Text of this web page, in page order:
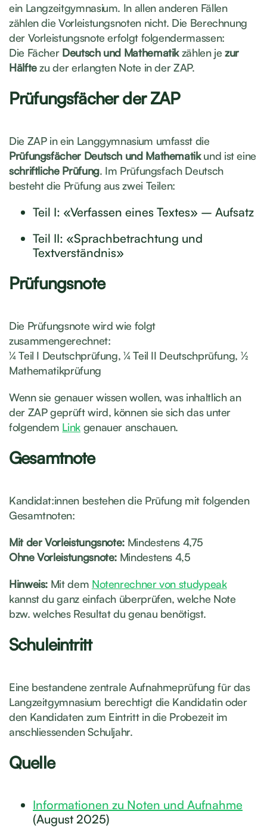
ein Langzeitgymnasium. In allen anderen Fällen
zählen die Vorleistungsnoten nicht. Die Berechnung
der Vorleistungsnote erfolgt folgendermassen:
Die Fächer Deutsch und Mathematikzählen jezur
Hälftezu der erlangten Note in der ZAP.
Prüfungsfächer der ZAP
Die ZAP in ein Langgymnasium umfasst die
Prüfungsfächer Deutsch und Mathematikund ist eine
schriftliche Prüfung. Im Prüfungsfach Deutsch
besteht die Prüfung aus zwei Teilen:
Teil I: «Verfassen eines Textes» – Aufsatz
Teil II: «Sprachbetrachtung und
Textverständnis»
Prüfungsnote
Die Prüfungsnote wird wie folgt
zusammengerechnet:
¼ Teil I Deutschprüfung, ¼ Teil II Deutschprüfung, ½
Mathematikprüfung
Wenn sie genauer wissen wollen, was inhaltlich an
der ZAP geprüft wird, können sie sich das unter
folgendem Linkgenauer anschauen.
Gesamtnote
Kandidat:innen bestehen die Prüfung mit folgenden
Gesamtnoten:
Mit der Vorleistungsnote: Mindestens 4,75
Ohne Vorleistungsnote: Mindestens 4,5
Hinweis: Mit dem Notenrechner von studypeak
kannst du ganz einfach überprüfen, welche Note
bzw. welches Resultat du genau benötigst.
Schuleintritt
Eine bestandene zentrale Aufnahmeprüfung für das
Langzeitgymnasium berechtigt die Kandidatin oder
den Kandidaten zum Eintritt in die Probezeit im
anschliessenden Schuljahr.
Quelle
Informationen zu Noten und Aufnahme
(August 2025)